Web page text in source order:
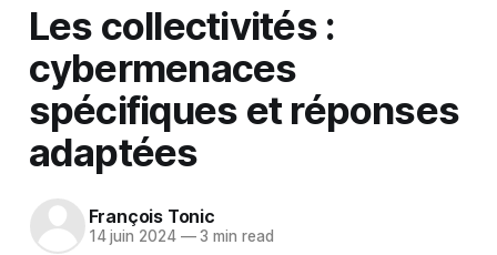
Les collectivités :
cybermenaces
spécifiques et réponses
adaptées
François Tonic
14 juin 2024 —3 min read